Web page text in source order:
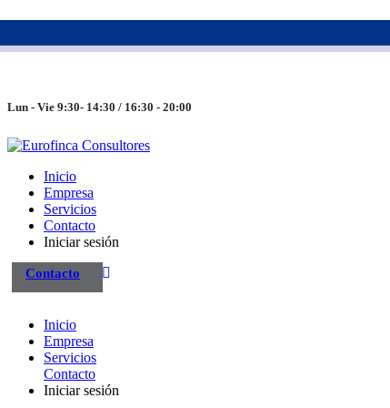
Lun - Vie 9:30- 14:30 / 16:30 - 20:00
Inicio
Empresa
Servicios
Contacto
Iniciar sesión
Contacto
Inicio
Empresa
Servicios
Contacto
Iniciar sesión